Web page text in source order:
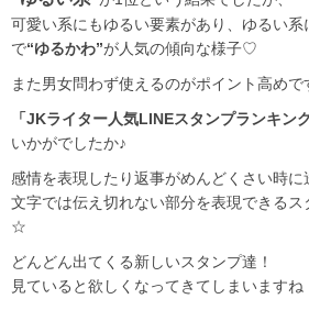
可愛い系にもゆるい要素があり、ゆるい
で“ゆるかわ”が人気の傾向な様子♡
また男女問わず使えるのがポイント高め
「JKライター人気LINEスタンプランキン
いかがでしたか♪
感情を表現したり返事がめんどくさい時に
文字では伝え切れない部分を表現できる
☆
どんどん出てくる新しいスタンプ達！
見ていると欲しくなってきてしまいますね